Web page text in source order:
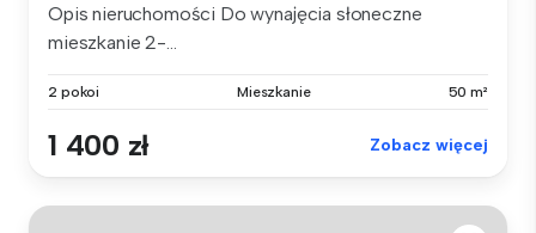
Opis nieruchomości Do wynajęcia słoneczne
mieszkanie 2-...
2 pokoi Mieszkanie 50 m²
1 400 zł Zobacz więcej